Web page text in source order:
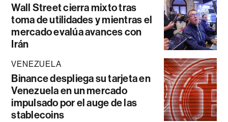
Wall Street cierra mixto tras
toma de utilidades y mientras el
mercado evalúa avances con
Irán
VENEZUELA
Binance despliega su tarjeta en
Venezuela en un mercado
impulsado por el auge de las
stablecoins